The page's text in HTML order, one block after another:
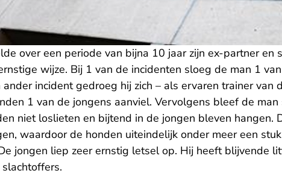
over een periode van bijna 10 jaar zijn ex-partner en
wijze. Bij 1 van de incidenten sloeg de man 1
incident gedroeg hij zich – als ervaren trainer van
1 van de jongens aanviel. Vervolgens bleef de man
niet loslieten en bijtend in de jongen bleven hangen.
waardoor de honden uiteindelijk onder meer een
jongen liep zeer ernstig letsel op. Hij heeft blijvende